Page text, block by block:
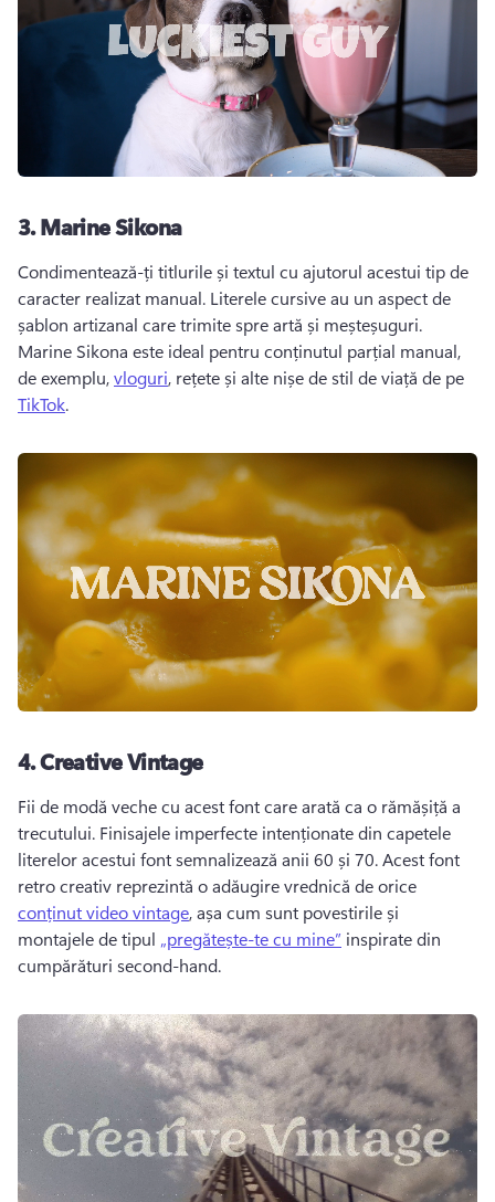
3.Marine Sikona
Condimentează-ți titlurile și textul cu ajutorul acestui tip de
caracter realizat manual. Literele cursive au un aspect de
Marine Sikona este ideal pentru conținutul parțial manual,
de exemplu, vloguri, rețete și alte nișe de stil de viață de pe
TikTok.
4.Creative Vintage
Fii de modă veche cu acest font care arată ca o rămășiță a
trecutului. Finisajele imperfecte intenționate din capetele
literelor acestui font semnalizează anii 60 și 70. Acest font
retro creativ reprezintă o adăugire vrednică de orice
conținut video vintage, așa cum sunt povestirile și
montajele de tipul „pregătește-te cu mine” inspirate din
cumpărături second-hand.